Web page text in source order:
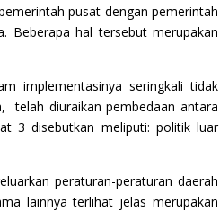
pusat dengan pemerintah
Beberapa hal tersebut merupakan
implementasinya seringkali tidak
telah diuraikan pembedaan antara
3 disebutkan meliputi: politik luar
peraturan-peraturan daerah
lainnya terlihat jelas merupakan